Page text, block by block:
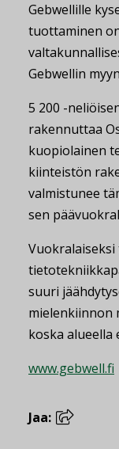
Gebwellille
tuottaminen
Gebwellin
5 200 -
rakennuttaa
kuopiolainen
kiinteistön
valmistunee
sen
Vuokralaiseksi
suuri
mielenkiinnon
koska alueella
www.gebwell.fi
Jaa: